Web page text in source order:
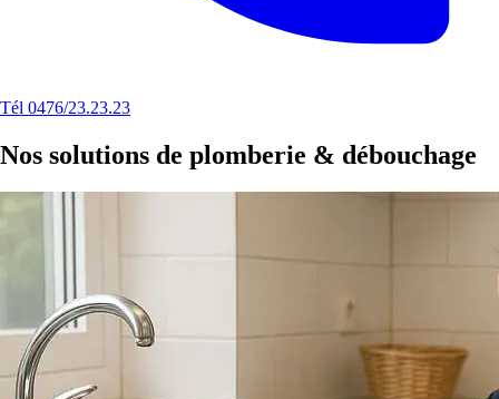
Tél 0476/23.23.23
Nos solutions de plomberie & débouchage